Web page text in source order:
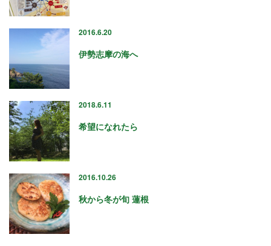
2016.6.20
伊勢志摩の海へ
2018.6.11
希望になれたら
2016.10.26
秋から冬が旬 蓮根
2024年6月
2024年4月
2024年3月
2024年1月
2023年12月
2023年10月
2023年9月
2023年8月
2023年7月
2023年5月
2023年4月
2023年3月
2023年2月